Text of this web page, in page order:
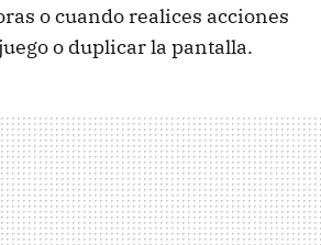
o cuando realices acciones
o duplicar la pantalla.